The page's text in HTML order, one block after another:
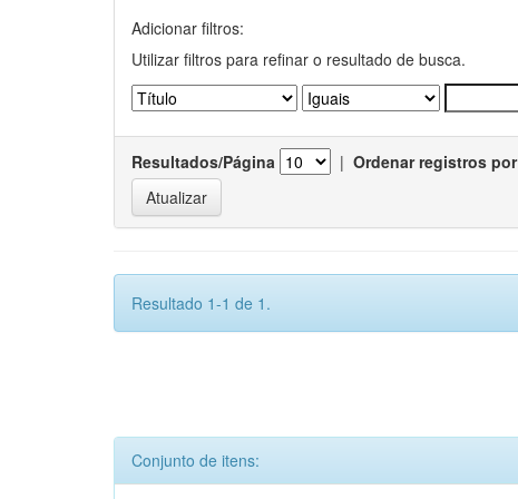
Adicionar filtros:
Utilizar filtros para refinar o resultado de busca.
Resultados/Página | Ordenar registros por
Resultado 1-1 de 1.
Conjunto de itens: